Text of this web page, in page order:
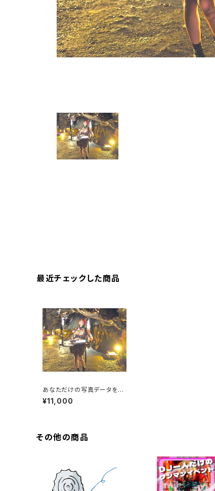
最近チェックした商品
あなただけの写真データをあ
げます
¥11,000
その他の商品